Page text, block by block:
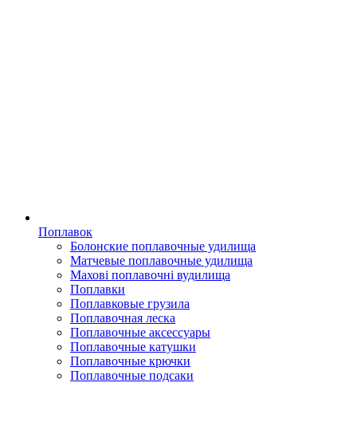
Поплавок
Болонские поплавочные удилища
Матчевые поплавочные удилища
Махові поплавочні вудилища
Поплавки
Поплавковые грузила
Поплавочная леска
Поплавочные аксессуары
Поплавочные катушки
Поплавочные крючки
Поплавочные подсаки